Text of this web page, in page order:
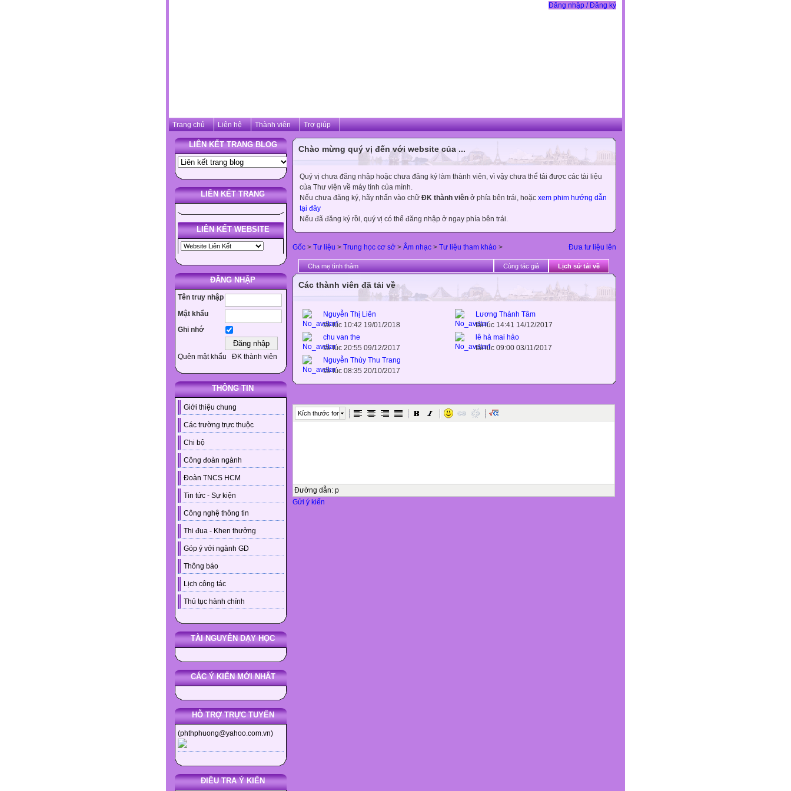
Đăng nhập / Đăng ký
Trang chủ Liên hệ Thành viên Trợ giúp
LIÊN KẾT TRANG BLOG
LIÊN KẾT TRANG
LIÊN KẾT WEBSITE
ĐĂNG NHẬP
Tên truy nhập
Mật khẩu
Ghi nhớ
Quên mật khẩu ĐK thành viên
THÔNG TIN
Giới thiệu chung
Các trường trực thuộc
Chi bộ
Công đoàn ngành
Đoàn TNCS HCM
Tin tức - Sự kiện
Công nghệ thông tin
Thi đua - Khen thưởng
Góp ý với ngành GD
Thông báo
Lịch công tác
Thủ tục hành chính
TÀI NGUYÊN DẠY HỌC
CÁC Ý KIẾN MỚI NHẤT
HỖ TRỢ TRỰC TUYẾN
(phthphuong@yahoo.com.vn)
ĐIỀU TRA Ý KIẾN
Chào mừng quý vị đến với website của ...
Quý vị chưa đăng nhập hoặc chưa đăng ký làm thành viên, vì vậy chưa thể tải được các tài liệu
của Thư viện về máy tính của mình.
Nếu chưa đăng ký, hãy nhấn vào chữ ĐK thành viên ở phía bên trái, hoặc xem phim hướng dẫn
tại đây
Nếu đã đăng ký rồi, quý vị có thể đăng nhập ở ngay phía bên trái.
Đưa tư liệu lên
Gốc > Tư liệu > Trung học cơ sở > Âm nhạc > Tư liệu tham khảo >
Cha mẹ tình thâm Cùng tác giả Lịch sử tải về
Các thành viên đã tải về
Nguyễn Thị Liên
tải lúc 10:42 19/01/2018
Lương Thành Tâm
tải lúc 14:41 14/12/2017
chu van the
tải lúc 20:55 09/12/2017
lê hà mai hảo
tải lúc 09:00 03/11/2017
Nguyễn Thùy Thu Trang
tải lúc 08:35 20/10/2017
Kích thước font
Đường dẫn: p
Gửi ý kiến